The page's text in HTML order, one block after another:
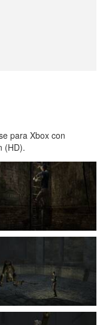
para Xbox con
(HD).